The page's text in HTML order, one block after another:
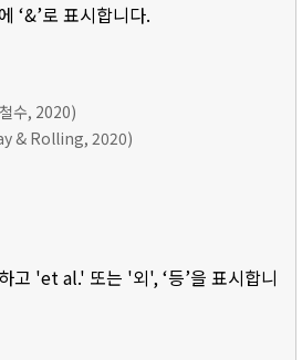
‘&’로 표시합니다.
수, 2020)
& Rolling, 2020)
고 'et al.' 또는 '외', ‘등’을 표시합니